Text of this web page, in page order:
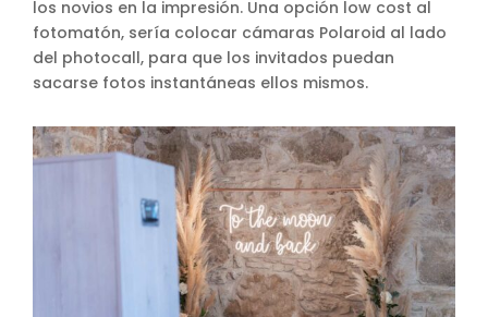
los novios en la impresión. Una opción low cost al
fotomatón, sería colocar cámaras Polaroid al lado
del photocall, para que los invitados puedan
sacarse fotos instantáneas ellos mismos.